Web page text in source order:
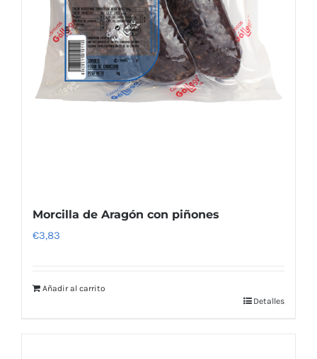
Morcilla de Aragón con piñones
€3,83
Añadir al carrito
Detalles